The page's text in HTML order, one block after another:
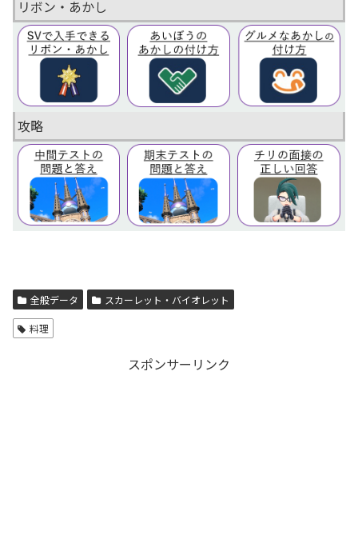
リボン・あかし
攻略
全般データ スカーレット・バイオレット
料理
スポンサーリンク